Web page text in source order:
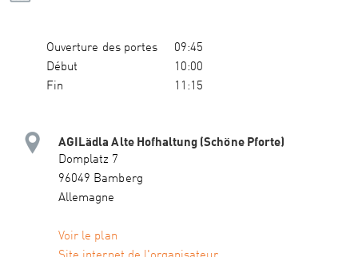
Ouverture des portes
09:45
Début
10:00
Fin
11:15
AGILädla Alte Hofhaltung (Schöne Pforte)
Domplatz 7
96049 Bamberg
Allemagne
Voir le plan